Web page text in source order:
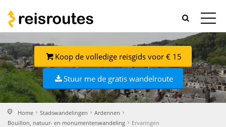
Koop de volledige reisgids voor € 15
Stuur me de gratis wandelroute
Home Stadswandelingen
Ardennen
Bouillon, natuur- en monumentenwandeling
Ervaringen